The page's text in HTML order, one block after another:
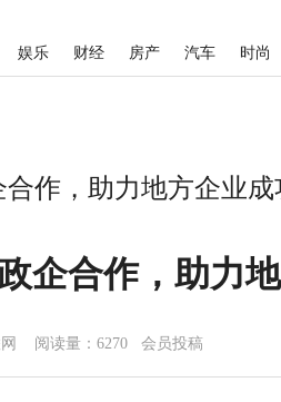
娱乐 财经 房产 汽车 时尚
作，助力地方企业
企合作，助力
阅读量：6270 会员投稿